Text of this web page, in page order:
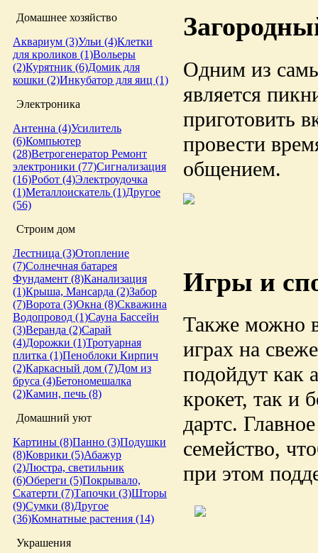
Домашнее хозяйство
Аквариум (3)Ульи (4)Клетки
для кроликов (1)Вольеры
(2)Курятник (6)Домик для
кошки (2)Инкубатор для яиц (1)
Электроника
Антенна (4)Усилитель
(6)Компьютер
(28)Ветрогенератор Ремонт
электроники (77)Сигнализация
(16)Робот (4)Электроудочка
(1)Металлоискатель (1)Другое
(56)
Строим дом
Лестница (3)Отопление
(7)Солнечная батарея
Фундамент (8)Канализация
(1)Крыша, Мансарда (2)Забор
(7)Ворота (3)Окна (8)Скважина
Водопровод (1)Сауна Бассейн
(3)Веранда (2)Сарай
(4)Дорожки (1)Тротуарная
плитка (1)Пеноблоки Кирпич
(2)Каркасный дом (7)Дом из
бруса (4)Бетономешалка
(2)Камин, печь (8)
Домашний уют
Картины (8)Панно (3)Подушки
(8)Коврики (5)Абажур
(2)Люстра, светильник
(6)Обереги (5)Покрывало,
Скатерти (7)Тапочки (3)Шторы
(9)Сумки (8)Другое
(36)Комнатные растения (14)
Украшения
Одним из
является
приготовить
провести
общением.
Игры и
Также можно
играх на
подойдут как
крокет, так и
дартс.
семейство,
при этом